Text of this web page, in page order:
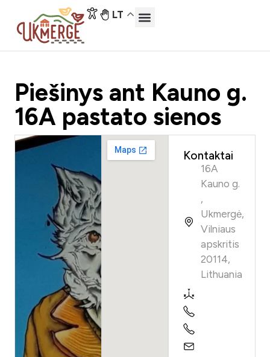
LT
Piešinys ant Kauno g.
16A pastato sienos
Kontaktai
16A
Kauno g.
,
Ukmergė,
Vilniaus
apskritis
20114,
Lithuania